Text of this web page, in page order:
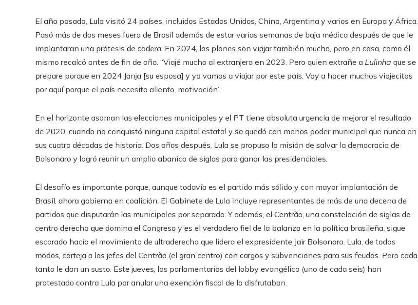
El año pasado, Lula visitó 24 países, incluidos Estados Unidos, China, Argentina y varios en Europa y África.
Pasó más de dos meses fuera de Brasil además de estar varias semanas de baja médica después de que le
implantaran una prótesis de cadera. En 2024, los planes son viajar también mucho, pero en casa, como él
mismo recalcó antes de fin de año. “Viajé mucho al extranjero en 2023. Pero quien extrañe a Lulinha que se
prepare porque en 2024 Janja [su esposa] y yo vamos a viajar por este país. Voy a hacer muchos viajecitos
por aquí porque el país necesita aliento, motivación”.
En el horizonte asoman las elecciones municipales y el PT tiene absoluta urgencia de mejorar el resultado
de 2020, cuando no conquistó ninguna capital estatal y se quedó con menos poder municipal que nunca en
sus cuatro décadas de historia. Dos años después, Lula se propuso la misión de salvar la democracia de
Bolsonaro y logró reunir un amplio abanico de siglas para ganar las presidenciales.
El desafío es importante porque, aunque todavía es el partido más sólido y con mayor implantación de
Brasil, ahora gobierna en coalición. El Gabinete de Lula incluye representantes de más de una decena de
partidos que disputarán las municipales por separado. Y además, el Centrão, una constelación de siglas de
centro derecha que domina el Congreso y es el verdadero fiel de la balanza en la política brasileña, sigue
escorado hacia el movimiento de ultraderecha que lidera el expresidente Jair Bolsonaro. Lula, de todos
modos, corteja a los jefes del Centrão (el gran centro) con cargos y subvenciones para sus feudos. Pero cada
tanto le dan un susto. Este jueves, los parlamentarios del lobby evangélico (uno de cada seis) han
protestado contra Lula por anular una exención fiscal de la disfrutaban.